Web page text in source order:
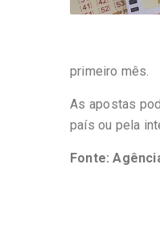
primeiro mês.
As apostas
país ou pela
Fonte: